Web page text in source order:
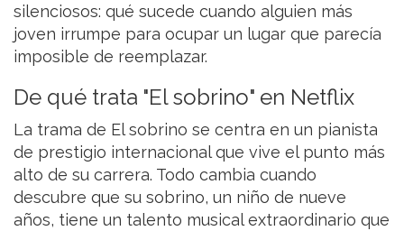
silenciosos: qué sucede cuando alguien más
joven irrumpe para ocupar un lugar que parecía
imposible de reemplazar.
De qué trata "El sobrino" en Netflix
La trama de El sobrino se centra en un pianista
de prestigio internacional que vive el punto más
alto de su carrera. Todo cambia cuando
descubre que su sobrino, un niño de nueve
años, tiene un talento musical extraordinario que